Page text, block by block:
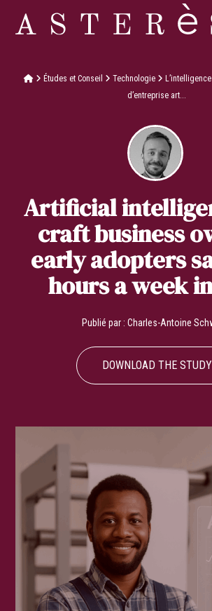
Études et Conseil Technologie
d’entreprise art...
Artificial
craft business
early adopters
hours a week
Publié par : Charles-Antoine
DOWNLOAD THE STUDY